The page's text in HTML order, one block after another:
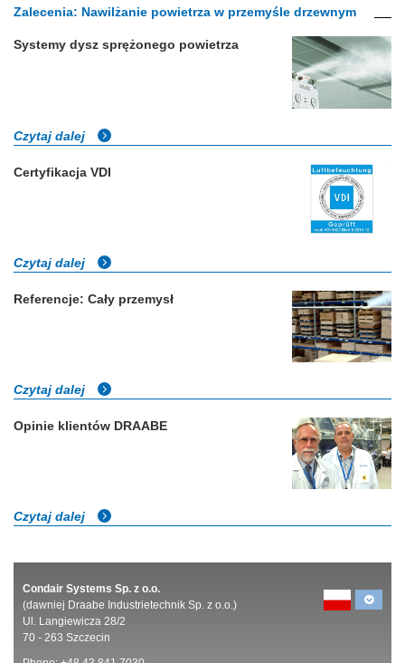
Zalecenia: Nawilżanie powietrza w przemyśle drzewnym
Systemy dysz sprężonego powietrza
Czytaj dalej
Certyfikacja VDI
Czytaj dalej
Referencje: Cały przemysł
Czytaj dalej
Opinie klientów DRAABE
Czytaj dalej
Condair Systems Sp. z o.o.
(dawniej Draabe Industrietechnik Sp. z o.o.)
Ul. Langiewicza 28/2
70 - 263 Szczecin